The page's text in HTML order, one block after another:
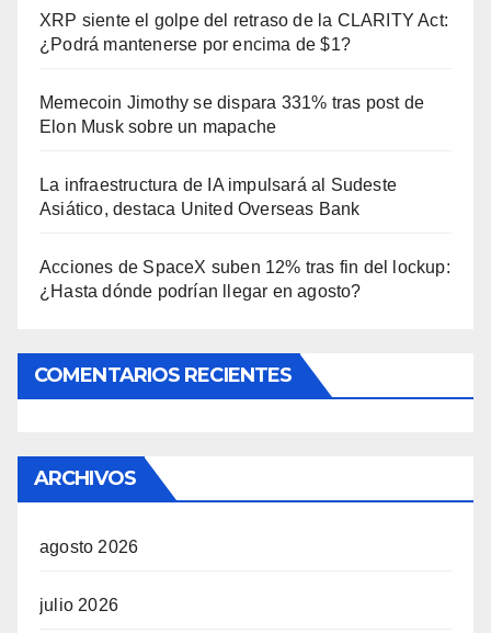
XRP siente el golpe del retraso de la CLARITY Act:
¿Podrá mantenerse por encima de $1?
Memecoin Jimothy se dispara 331% tras post de
Elon Musk sobre un mapache
La infraestructura de IA impulsará al Sudeste
Asiático, destaca United Overseas Bank
Acciones de SpaceX suben 12% tras fin del lockup:
¿Hasta dónde podrían llegar en agosto?
COMENTARIOS RECIENTES
ARCHIVOS
agosto 2026
julio 2026